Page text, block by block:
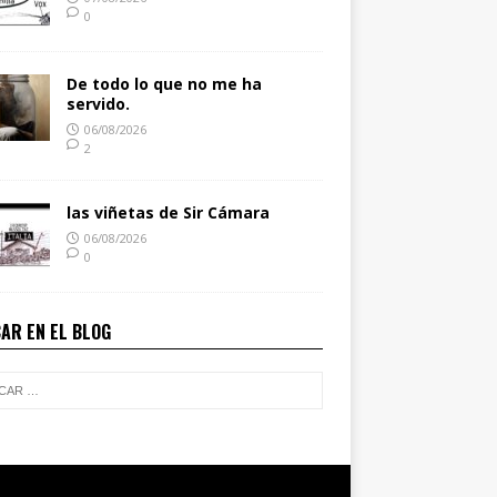
0
De todo lo que no me ha
servido.
06/08/2026
2
las viñetas de Sir Cámara
06/08/2026
0
EN EL BLOG